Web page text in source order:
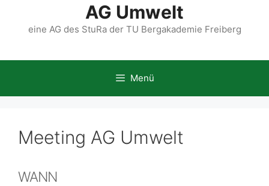
AG Umwelt
eine AG des StuRa der TU Bergakademie Freiberg
Menü
Meeting AG Umwelt
WANN